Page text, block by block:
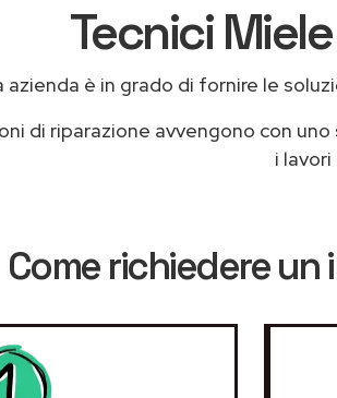
Tecnici
azienda è in grado di fornire le
di riparazione avvengono con uno
i
Come richiedere